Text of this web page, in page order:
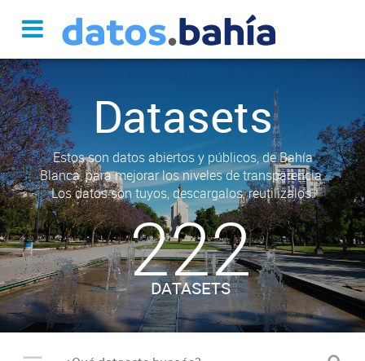
Datasets
Estos son datos abiertos y públicos, de Bahía
Blanca, para mejorar los niveles de transparencia.
Los datos son tuyos, descargalos, reutilizalos.
222
DATASETS